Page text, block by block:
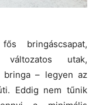
bringáscsapat,
változatos utak,
bringa – legyen az
Eddig nem tűnik